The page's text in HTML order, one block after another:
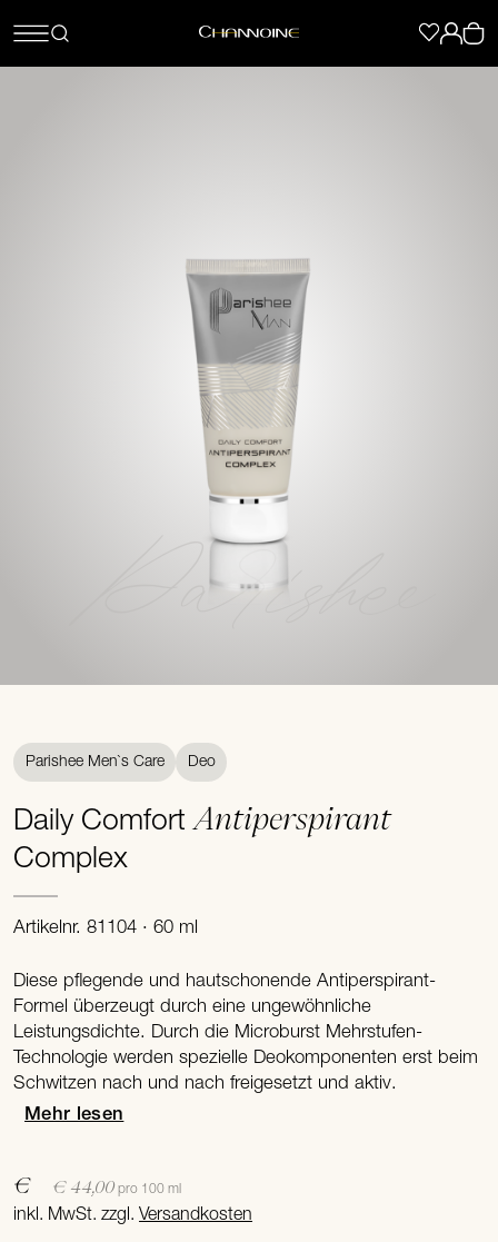
Parishee
Parishee Men`s Care Deo
Daily ComfortAntiperspirant
Complex
Artikelnr. 81104 · 60 ml
Diese pflegende und hautschonende Antiperspirant-
Formel überzeugt durch eine ungewöhnliche
Leistungsdichte. Durch die Microburst Mehrstufen-
Technologie werden spezielle Deokomponenten erst beim
Schwitzen nach und nach freigesetzt und aktiv.
Mehr lesen
€ € 44,00 pro 100 ml
inkl. MwSt. zzgl.Versandkosten